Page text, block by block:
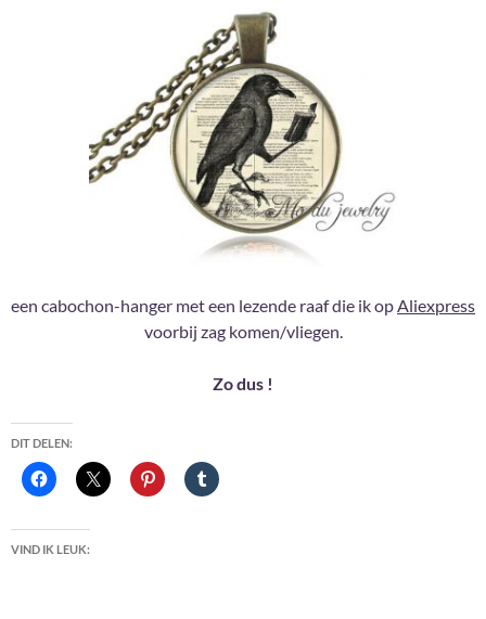
een cabochon-hanger met een lezende raaf die ik opAliexpress
voorbij zag komen/vliegen.
Zo dus !
DIT DELEN:
VIND IK LEUK: